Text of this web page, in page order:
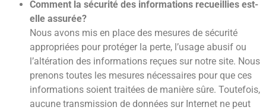
Comment la sécurité des informations recueillies est-
elle assurée?
Nous avons mis en place des mesures de sécurité
appropriées pour protéger la perte, l’usage abusif ou
l’altération des informations reçues sur notre site. Nous
prenons toutes les mesures nécessaires pour que ces
informations soient traitées de manière sûre. Toutefois,
aucune transmission de données sur Internet ne peut